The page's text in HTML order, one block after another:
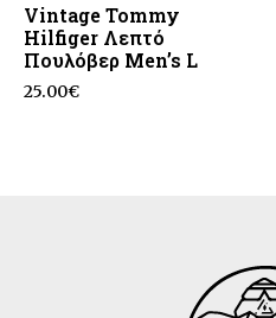
Vintage Tommy
Hilfiger Λεπτό
Πουλόβερ Men’s L
25.00€